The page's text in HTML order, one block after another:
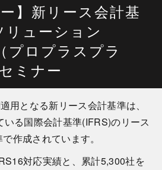
】新リース会計基
ューション
プロプラスプラ
ミナー
用となる新リース会計基準は、
る国際会計基準(IFRS)のリース
作成されています。
対応実績と、累計5,300社を